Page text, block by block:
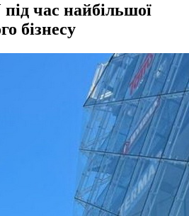
час найбільшої
бізнесу